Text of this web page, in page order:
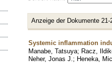
Anzeige der Dokumente 21-
Systemic inflammation
Manabe, Tatsuya; Racz,
Neher, Jonas J. ; Heneka,